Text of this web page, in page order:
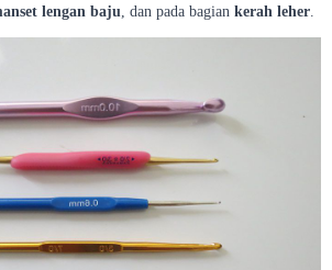
lengan baju , dan pada bagian kerah leher